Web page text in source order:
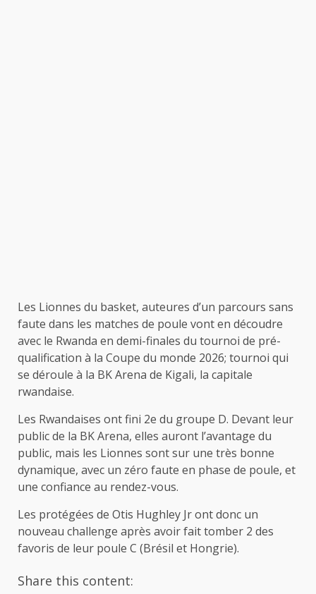
Les Lionnes du basket, auteures d’un parcours sans
faute dans les matches de poule vont en découdre
avec le Rwanda en demi-finales du tournoi de pré-
qualification à la Coupe du monde 2026; tournoi qui
se déroule à la BK Arena de Kigali, la capitale
rwandaise.
Les Rwandaises ont fini 2e du groupe D. Devant leur
public de la BK Arena, elles auront l’avantage du
public, mais les Lionnes sont sur une très bonne
dynamique, avec un zéro faute en phase de poule, et
une confiance au rendez-vous.
Les protégées de Otis Hughley Jr ont donc un
nouveau challenge après avoir fait tomber 2 des
favoris de leur poule C (Brésil et Hongrie).
Share this content: